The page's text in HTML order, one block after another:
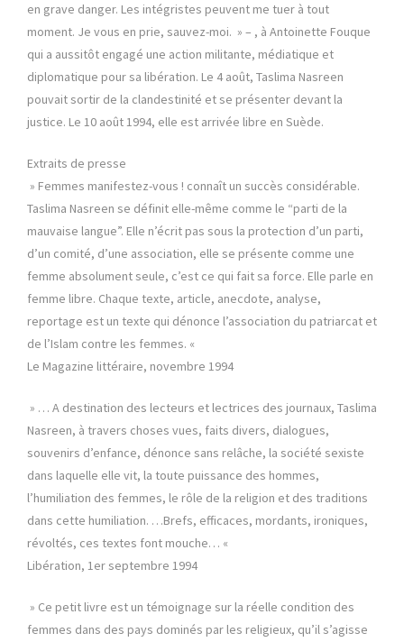
en grave danger. Les intégristes peuvent me tuer à tout
moment. Je vous en prie, sauvez-moi. » – , à Antoinette Fouque
qui a aussitôt engagé une action militante, médiatique et
diplomatique pour sa libération. Le 4 août, Taslima Nasreen
pouvait sortir de la clandestinité et se présenter devant la
justice. Le 10 août 1994, elle est arrivée libre en Suède.
Extraits de presse
» Femmes manifestez-vous ! connaît un succès considérable.
Taslima Nasreen se définit elle-même comme le “parti de la
mauvaise langue”. Elle n’écrit pas sous la protection d’un parti,
d’un comité, d’une association, elle se présente comme une
femme absolument seule, c’est ce qui fait sa force. Elle parle en
femme libre. Chaque texte, article, anecdote, analyse,
reportage est un texte qui dénonce l’association du patriarcat et
de l’Islam contre les femmes. «
Le Magazine littéraire, novembre 1994
» … A destination des lecteurs et lectrices des journaux, Taslima
Nasreen, à travers choses vues, faits divers, dialogues,
souvenirs d’enfance, dénonce sans relâche, la société sexiste
dans laquelle elle vit, la toute puissance des hommes,
l’humiliation des femmes, le rôle de la religion et des traditions
dans cette humiliation. …Brefs, efficaces, mordants, ironiques,
révoltés, ces textes font mouche… «
Libération, 1er septembre 1994
» Ce petit livre est un témoignage sur la réelle condition des
femmes dans des pays dominés par les religieux, qu’il s’agisse